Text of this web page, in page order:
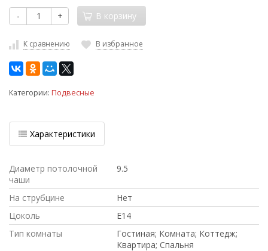
- + В корзину
К сравнению В избранное
Категории: Подвесные
Характеристики
Диаметр потолочной
чаши
9.5
На струбцине
Нет
Цоколь
E14
Тип комнаты
Гостиная; Комната; Коттедж;
Квартира; Спальня